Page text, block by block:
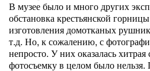
В музее было и много других
обстановка крестьянской
изготовления домотканых
т.д. Но, к сожалению, с
непросто. У них оказалась
фотосъемку в целом было нельзя.